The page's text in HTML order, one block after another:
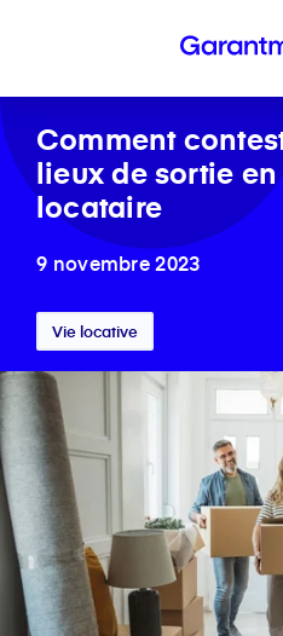
Comment
lieux de sortie
locataire
9 novembre 2023
Vie locative